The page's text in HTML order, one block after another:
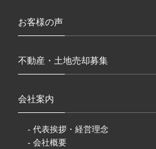
お客様の声
不動産・土地売却募集
会社案内
- 代表挨拶・経営理念
- 会社概要